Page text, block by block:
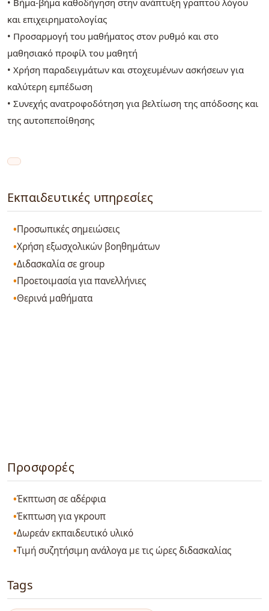
και επιχειρηματολογίας
• Προσαρμογή του μαθήματος στον ρυθμό και στο
μαθησιακό προφίλ του μαθητή
• Χρήση παραδειγμάτων και στοχευμένων ασκήσεων για
καλύτερη εμπέδωση
• Συνεχής ανατροφοδότηση για βελτίωση της απόδοσης και
της αυτοπεποίθησης
Εκπαιδευτικές υπηρεσίες
Προσωπικές σημειώσεις
Χρήση εξωσχολικών βοηθημάτων
Διδασκαλία σε group
Προετοιμασία για πανελλήνιες
Θερινά μαθήματα
Προσφορές
Έκπτωση σε αδέρφια
Έκπτωση για γκρουπ
Δωρεάν εκπαιδευτικό υλικό
Τιμή συζητήσιμη ανάλογα με τις ώρες διδασκαλίας
Tags